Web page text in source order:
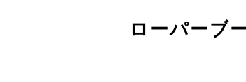
ローパーブ